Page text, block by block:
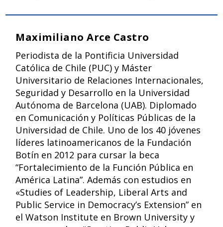
Maximiliano Arce Castro
Periodista de la Pontificia Universidad
Católica de Chile (PUC) y Máster
Universitario de Relaciones Internacionales,
Seguridad y Desarrollo en la Universidad
Autónoma de Barcelona (UAB). Diplomado
en Comunicación y Políticas Públicas de la
Universidad de Chile. Uno de los 40 jóvenes
líderes latinoamericanos de la Fundación
Botín en 2012 para cursar la beca
“Fortalecimiento de la Función Pública en
América Latina”. Además con estudios en
«Studies of Leadership, Liberal Arts and
Public Service in Democracy’s Extension” en
el Watson Institute en Brown University y